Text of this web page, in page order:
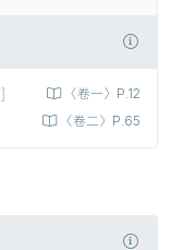
〈卷一〉P.12
〈卷二〉P.65
]